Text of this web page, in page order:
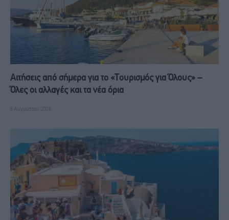
Αιτήσεις από σήμερα για το «Τουρισμός για Όλους» –
Όλες οι αλλαγές και τα νέα όρια
5 Αυγούστου, 2026